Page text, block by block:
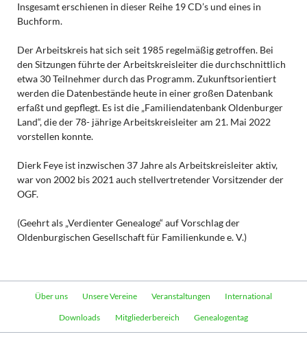
Insgesamt erschienen in dieser Reihe 19 CD’s und eines in
Buchform.
Der Arbeitskreis hat sich seit 1985 regelmäßig getroffen. Bei
den Sitzungen führte der Arbeitskreisleiter die durchschnittlich
etwa 30 Teilnehmer durch das Programm. Zukunftsorientiert
werden die Datenbestände heute in einer großen Datenbank
erfaßt und gepflegt. Es ist die „Familiendatenbank Oldenburger
Land“, die der 78- jährige Arbeitskreisleiter am 21. Mai 2022
vorstellen konnte.
Dierk Feye ist inzwischen 37 Jahre als Arbeitskreisleiter aktiv,
war von 2002 bis 2021 auch stellvertretender Vorsitzender der
OGF.
(Geehrt als „Verdienter Genealoge“ auf Vorschlag der
Oldenburgischen Gesellschaft für Familienkunde e. V.)
Navigation
Über uns Unsere Vereine Veranstaltungen International
Downloads Mitgliederbereich Genealogentag